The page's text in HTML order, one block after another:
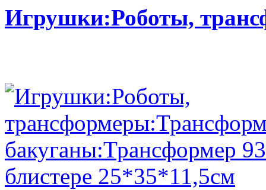
Игрушки:Роботы,